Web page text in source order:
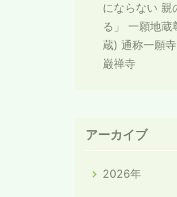
にならない 親
る」 一願地蔵
蔵) 通称一願
巌禅寺
アーカイブ
2026年